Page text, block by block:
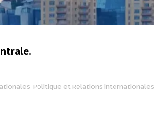
Politique et Relations internationales